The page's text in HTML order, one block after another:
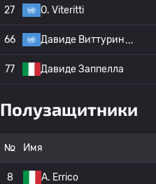
27 O. Viteritti
66 Давиде Виттурин
77 Давиде Заппелла
Полузащитники
№ Имя
8 A. Errico